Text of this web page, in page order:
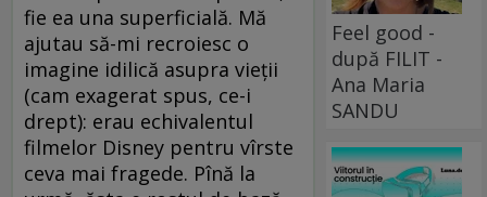
fie ea una superficială. Mă
ajutau să-mi recroiesc o
imagine idilică asupra vieții
(cam exagerat spus, ce-i
drept): erau echivalentul
filmelor Disney pentru vîrste
ceva mai fragede. Pînă la
Feel good -
după FILIT -
Ana Maria
SANDU